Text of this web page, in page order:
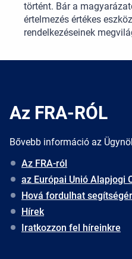
történt. Bár a
értelmezés értékes
rendelkezéseinek
Az FRA-RÓL
Bővebb információ az
Az FRA-ról
az Európai Unió Alapjogi
Hová fordulhat
Hírek
Iratkozzon fel híreinkre